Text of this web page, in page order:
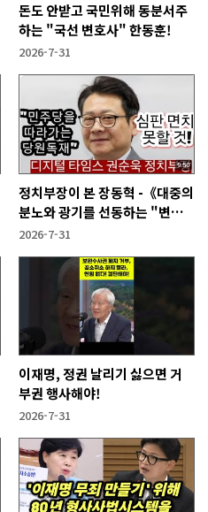
돈도 안받고 국민위해 동분서주
하는 "국선 변호사" 한동훈!
2026-7-31
정치부장이 본 장동혁 -《대중의
분노와 광기를 선동하는 "변종
인민주주의자"》
2026-7-31
이재명, 정권 날리기 싫으면 거
부권 행사해야!
2026-7-31